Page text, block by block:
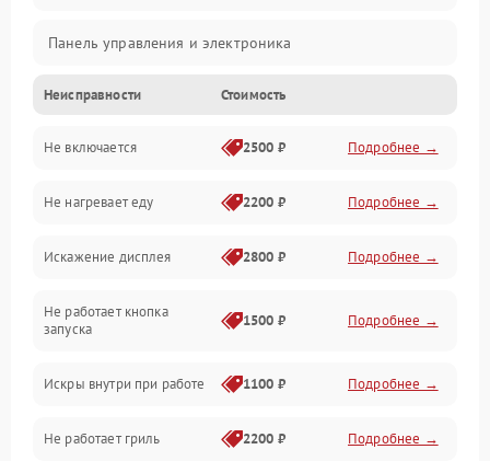
Панель управления и электроника
Дверца и корпус
Механика и внутренние элементы
Механические повреждения
Питание и запуск
Нагрев и приготовление
Программное обеспечение
Неисправности Стоимость
Не включается 2500 ₽ Подробнее →
Не нагревает еду 2200 ₽ Подробнее →
Искажение дисплея 2800 ₽ Подробнее →
Не работает кнопка
запуска
1500 ₽ Подробнее →
Искры внутри при работе 1100 ₽ Подробнее →
Не работает гриль 2200 ₽ Подробнее →